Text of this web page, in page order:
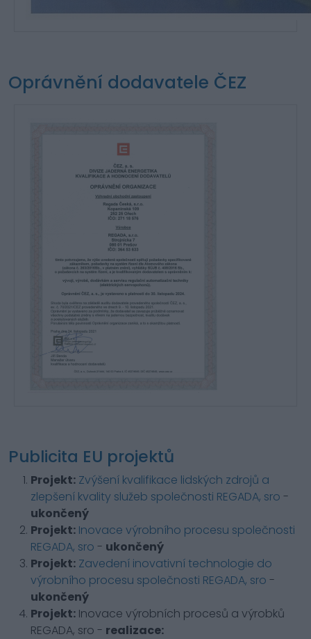
Oprávnění dodavatele ČEZ
Publicita EU projektů
Projekt: Zvýšení kvalifikace lidských zdrojů a
zlepšení kvality služeb společnosti REGADA, sro -
ukončený
Projekt: Inovace výrobního procesu společnosti
REGADA, sro - ukončený
Projekt: Zavedení inovativní technologie do
výrobního procesu společnosti REGADA, sro -
ukončený
Projekt: Inovace výrobních procesů a výrobků
REGADA, sro - realizace: